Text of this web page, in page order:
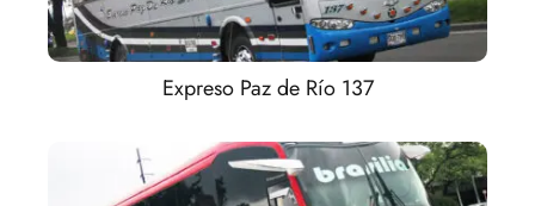
Expreso Paz de Río 137